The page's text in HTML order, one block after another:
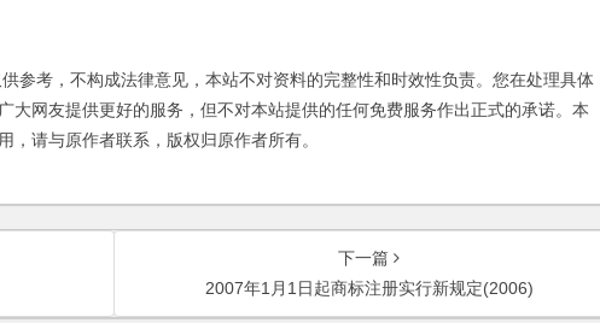
考，不构成法律意见，本站不对资料的完整性和时效性负责。您在处理具体
大网友提供更好的服务，但不对本站提供的任何免费服务作出正式的承诺。本
请与原作者联系，版权归原作者所有。
下一篇
2007年1月1日起商标注册实行新规定(2006)